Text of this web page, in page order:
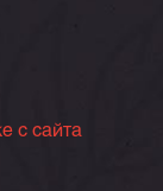
с сайта